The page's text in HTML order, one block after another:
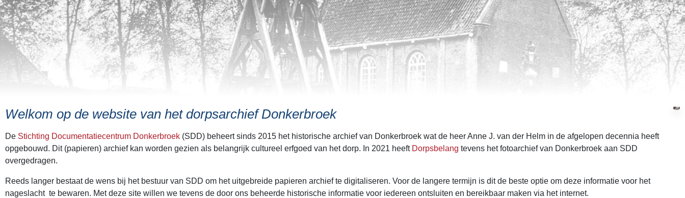
Welkom op de website van het dorpsarchief Donkerbroek
De Stichting Documentatiecentrum Donkerbroek (SDD) beheert sinds 2015 het historische archief van Donkerbroek wat de heer Anne J. van der Helm in de afgelopen decennia heeft
opgebouwd. Dit (papieren) archief kan worden gezien als belangrijk cultureel erfgoed van het dorp. In 2021 heeft Dorpsbelang tevens het fotoarchief van Donkerbroek aan SDD
overgedragen.
Reeds langer bestaat de wens bij het bestuur van SDD om het uitgebreide papieren archief te digitaliseren. Voor de langere termijn is dit de beste optie om deze informatie voor het
nageslacht te bewaren. Met deze site willen we tevens de door ons beheerde historische informatie voor iedereen ontsluiten en bereikbaar maken via het internet.